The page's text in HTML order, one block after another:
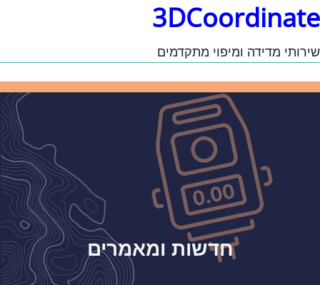
3DCoordinate
שירותי מדידה ומיפוי מתקדמים
חדשות ומאמרים